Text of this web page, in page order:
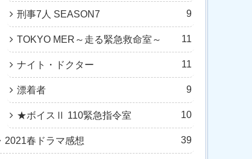
刑事7人 SEASON7 9
TOKYO MER～走る緊急救命室～ 11
ナイト・ドクター 11
漂着者 9
★ボイスⅡ 110緊急指令室 10
2021春ドラマ感想 39